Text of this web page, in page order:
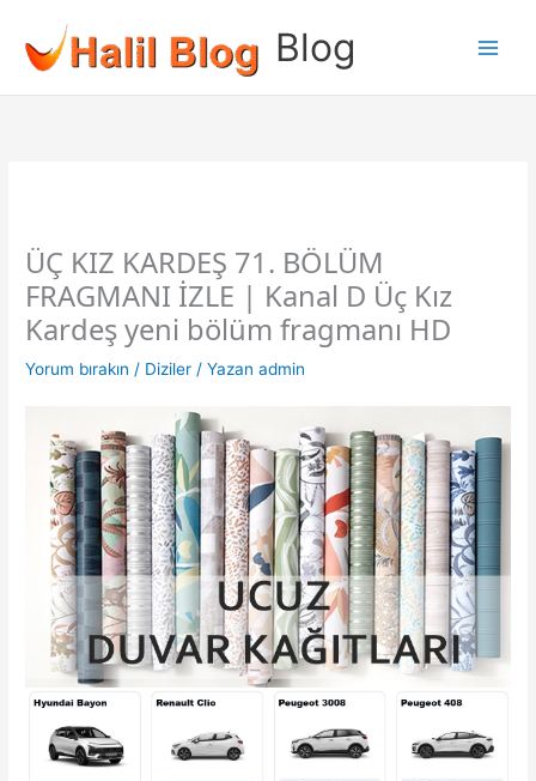
Blog
ÜÇ KIZ KARDEŞ 71. BÖLÜM
FRAGMANI İZLE | Kanal D Üç Kız
Kardeş yeni bölüm fragmanı HD
Yorum bırakın / Diziler / Yazan admin